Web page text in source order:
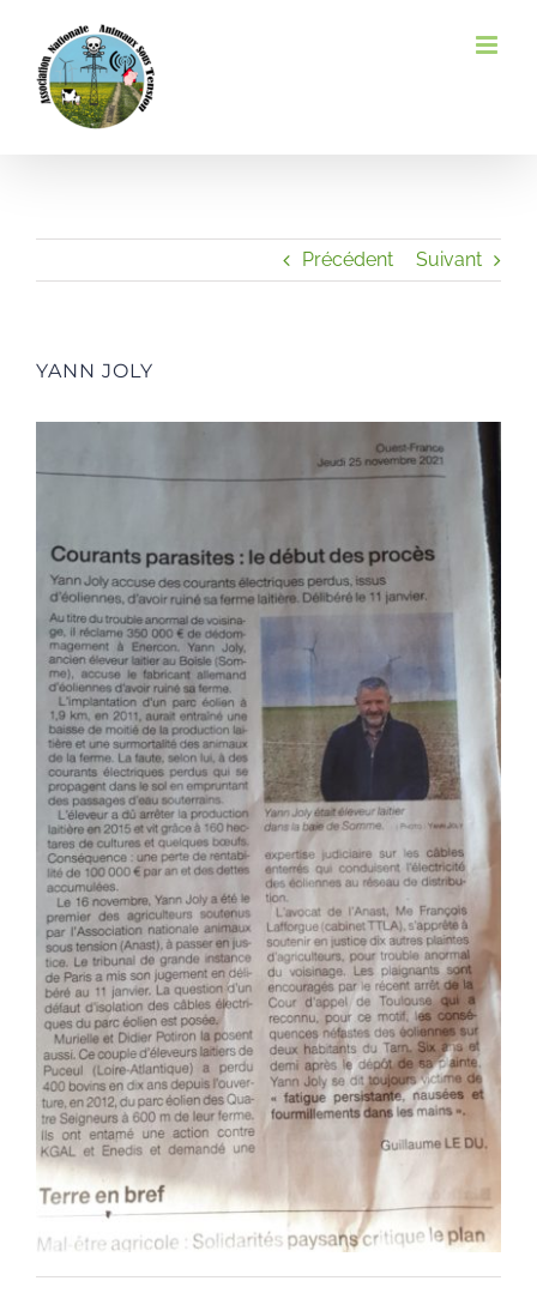
contenu
Précédent Suivant
YANN JOLY